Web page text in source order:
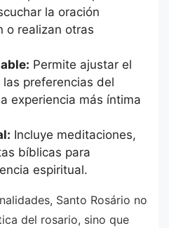
la oración
o realizan otras
Permite ajustar el
preferencias del
experiencia más íntima
Incluye meditaciones,
bíblicas para
espiritual.
Santo Rosário no
del rosario, sino que